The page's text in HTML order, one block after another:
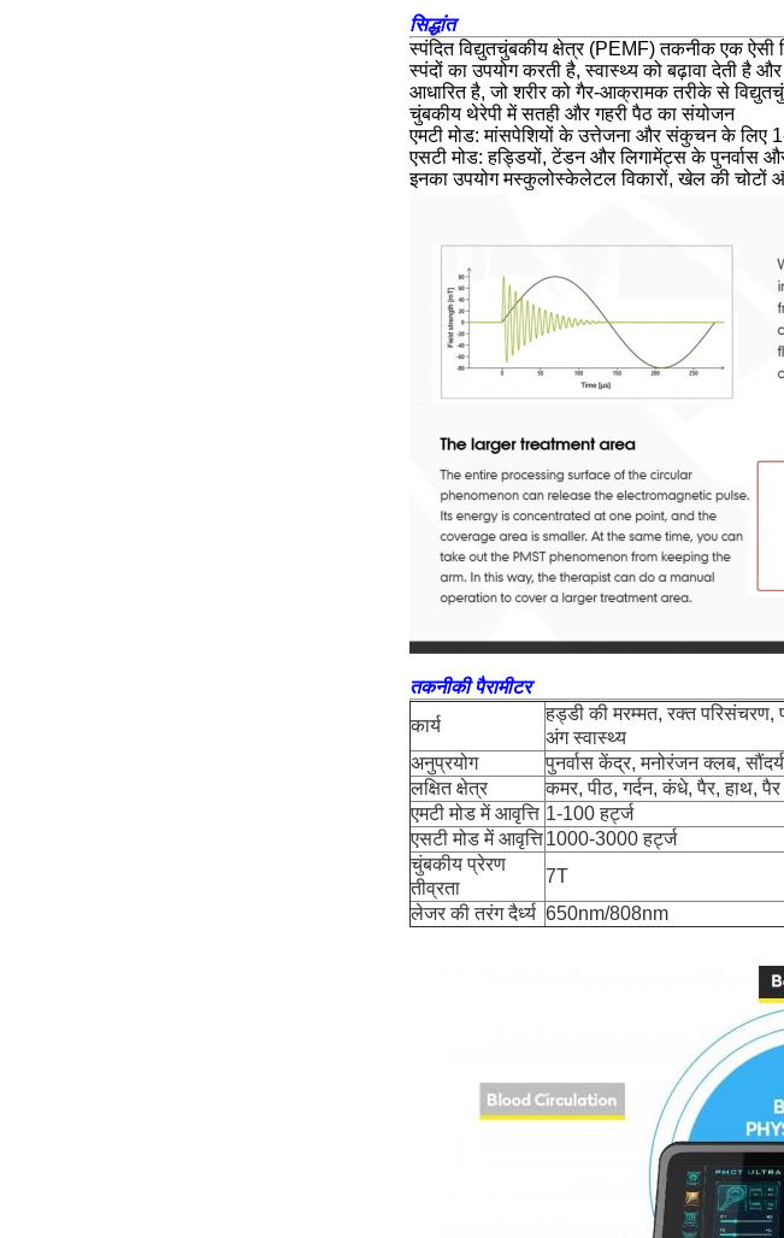
सिद्धांत
स्पंदित विद्युतचुंबकीय क्षेत्र (PEMF) तकनीक एक
स्पंदों का उपयोग करती है, स्वास्थ्य को बढ़ावा देती है
आधारित है, जो शरीर को गैर-आक्रामक तरीके से
चुंबकीय थेरेपी में सतही और गहरी पैठ का संयोजन
एमटी मोड: मांसपेशियों के उत्तेजना और संकुचन के लिए
एसटी मोड: हड्डियों, टेंडन और लिगामेंट्स के पुनर्वास
इनका उपयोग मस्कुलोस्केलेटल विकारों, खेल की चोटों
तकनीकी पैरामीटर
कार्य
हड्डी की मरम्मत, रक्त परिसंचरण,
अंग स्वास्थ्य
अनुप्रयोग
पुनर्वास केंद्र, मनोरंजन क्लब,
लक्षित क्षेत्र
कमर, पीठ, गर्दन, कंधे, पैर, हाथ, पैर
एमटी मोड में आवृत्ति 1-100 हर्ट्ज
एसटी मोड में आवृत्ति1000-3000 हर्ट्ज
चुंबकीय प्रेरण
तीव्रता
7T
लेजर की तरंग दैर्ध्य 650nm/808nm